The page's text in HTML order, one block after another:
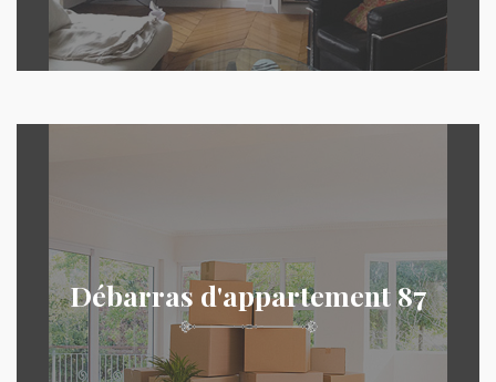
Débarras d'appartement 87